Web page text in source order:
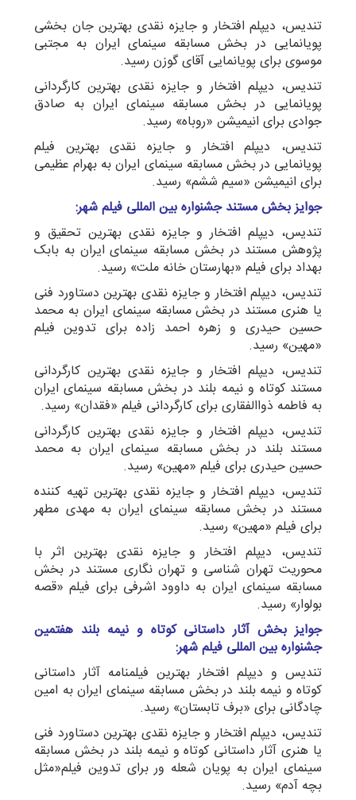
تندیس، دیپلم افتخار و جایزه نقدی بهترین جان بخشی
پویانمایی در بخش مسابقه سینمای ایران به مجتبی
موسوی برای پویانمایی آقای گوزن رسید.
تندیس، دیپلم افتخار و جایزه نقدی بهترین کارگردانی
پویانمایی در بخش مسابقه سینمای ایران به صادق
جوادی برای انیمیشن «روباه» رسید.
تندیس، دیپلم افتخار و جایزه نقدی بهترین فیلم
پویانمایی در بخش مسابقه سینمای ایران به بهرام عظیمی
برای انیمیشن «سیم ششم» رسید.
جوایز بخش مستند جشنواره بین المللی فیلم شهر:
تندیس، دیپلم افتخار و جایزه نقدی بهترین تحقیق و
پژوهش مستند در بخش مسابقه سینمای ایران به بابک
بهداد برای فیلم «بهارستان خانه ملت» رسید.
تندیس، دیپلم افتخار و جایزه نقدی بهترین دستاورد فنی
یا هنری مستند در بخش مسابقه سینمای ایران به محمد
حسین حیدری و زهره احمد زاده برای تدوین فیلم
«مهین» رسید.
تندیس، دیپلم افتخار و جایزه نقدی بهترین کارگردانی
مستند کوتاه و نیمه بلند در بخش مسابقه سینمای ایران
به فاطمه ذواالفقاری برای کارگردانی فیلم «فقدان» رسید.
تندیس، دیپلم افتخار و جایزه نقدی بهترین کارگردانی
مستند بلند در بخش مسابقه سینمای ایران به محمد
حسین حیدری برای فیلم «مهین» رسید.
تندیس، دیپلم افتخار و جایزه نقدی بهترین تهیه کننده
مستند در بخش مسابقه سینمای ایران به مهدی مطهر
برای فیلم «مهین» رسید.
تندیس، دیپلم افتخار و جایزه نقدی بهترین اثر با
محوریت تهران شناسی و تهران نگاری مستند در بخش
مسابقه سینمای ایران به داوود اشرفی برای فیلم «قصه
بولوار» رسید.
جوایز بخش آثار داستانی کوتاه و نیمه بلند هفتمین
جشنواره بین المللی فیلم شهر:
تندیس و دیپلم افتخار بهترین فیلمنامه آثار داستانی
کوتاه و نیمه بلند در بخش مسابقه سینمای ایران به امین
چادگانی برای «برف تابستان» رسید.
تندیس، دیپلم افتخار و جایزه نقدی بهترین دستاورد فنی
یا هنری آثار داستانی کوتاه و نیمه بلند در بخش مسابقه
سینمای ایران به پویان شعله ور برای تدوین فیلم«مثل
بچه آدم» رسید.